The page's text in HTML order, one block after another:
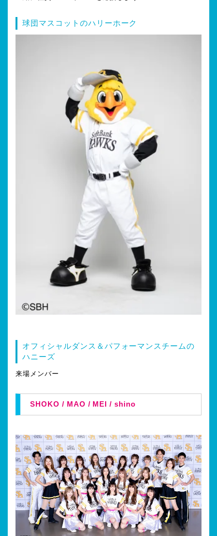
球団マスコットのハリーホーク
オフィシャルダンス＆パフォーマンスチームの
ハニーズ
来場メンバー
SHOKO / MAO / MEI / shino